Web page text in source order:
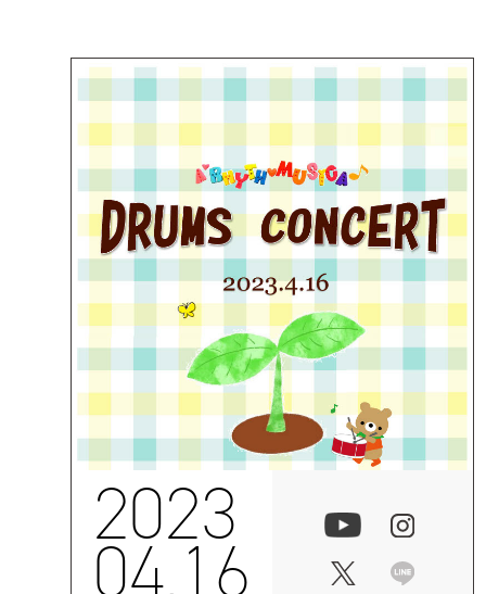
2023
04.16